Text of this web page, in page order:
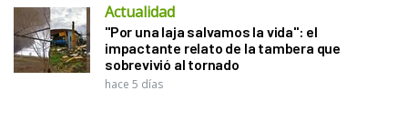
Actualidad
"Por una laja salvamos la vida": el
impactante relato de la tambera que
sobrevivió al tornado
hace 5 días